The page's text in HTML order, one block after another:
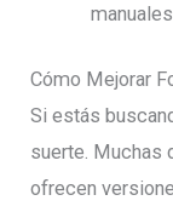
Cómo Mejorar
Si estás
suerte. Muchas
ofrecen